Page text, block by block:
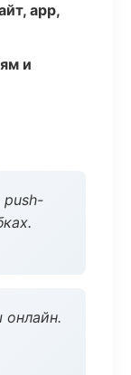
app,
и
push-
онлайн.